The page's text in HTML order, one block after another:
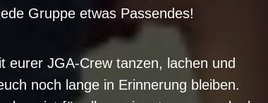
Gruppe etwas Passendes!
eurer JGA-Crew tanzen, lachen und
noch lange in Erinnerung bleiben.